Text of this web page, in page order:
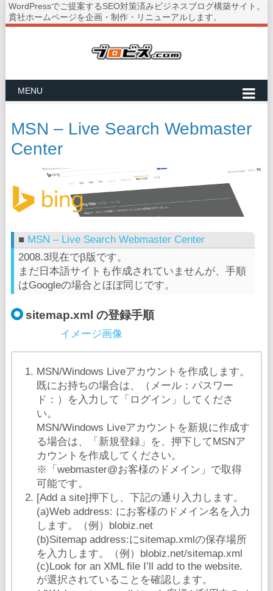
WordPressでご提案するSEO対策済みビジネスブログ構築サイト。
貴社ホームページを企画・制作・リニューアルします。
MENU
MSN – Live Search Webmaster
Center
■ MSN – Live Search Webmaster Center
2008.3現在でβ版です。
まだ日本語サイトも作成されていませんが、手順
はGoogleの場合とほぼ同じです。
sitemap.xml の登録手順
イメージ画像
MSN/Windows Liveアカウントを作成します。
既にお持ちの場合は、（メール：パスワー
ド：）を入力して「ログイン」してくださ
い。
MSN/Windows Liveアカウントを新規に作成す
る場合は、「新規登録」を、押下してMSNア
カウントを作成してください。
※「webmaster@お客様のドメイン」で取得
可能です。
[Add a site]押下し、下記の通り入力します。
(a)Web address: にお客様のドメイン名を入力
します。（例）blobiz.net
(b)Sitemap address:にsitemap.xmlの保存場所
を入力します。（例）blobiz.net/sitemap.xml
(c)Look for an XML file I’ll add to the website.
が選択されていることを確認します。